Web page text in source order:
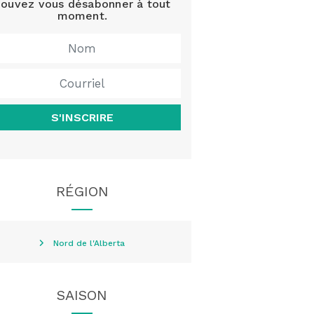
vous désabonner à tout
moment.
S'INSCRIRE
RÉGION
Nord de l'Alberta
SAISON